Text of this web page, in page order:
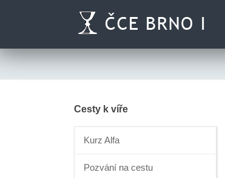
Cesty k víře
Kurz Alfa
Pozvání na cestu